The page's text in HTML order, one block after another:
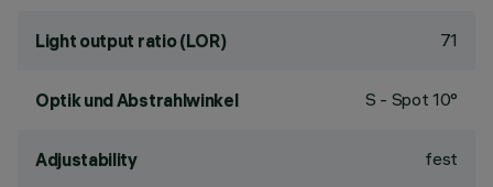
Light output ratio (LOR) 71
Optik und Abstrahlwinkel S - Spot 10°
Adjustability fest